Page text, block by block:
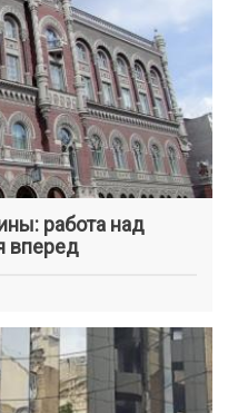
работа над
вперед